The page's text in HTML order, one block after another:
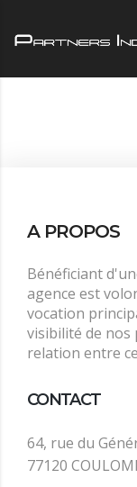
A PROPOS
Bénéficiant
agence est
vocation
visibilité de nos
relation entre
CONTACT
64, rue du
77120